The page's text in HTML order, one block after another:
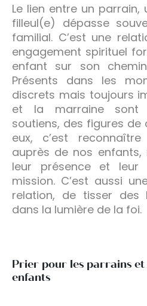
Le lien entre un
filleul(e) dépasse
familial. C’est une
engagement spirituel
enfant sur son
Présents dans les
discrets mais toujours
et la marraine sont
soutiens, des figures de
eux, c’est
auprès de nos enfants,
leur présence et leur
mission. C’est aussi
relation, de tisser des
dans la lumière de la foi.
Prier pour les parrains
enfants